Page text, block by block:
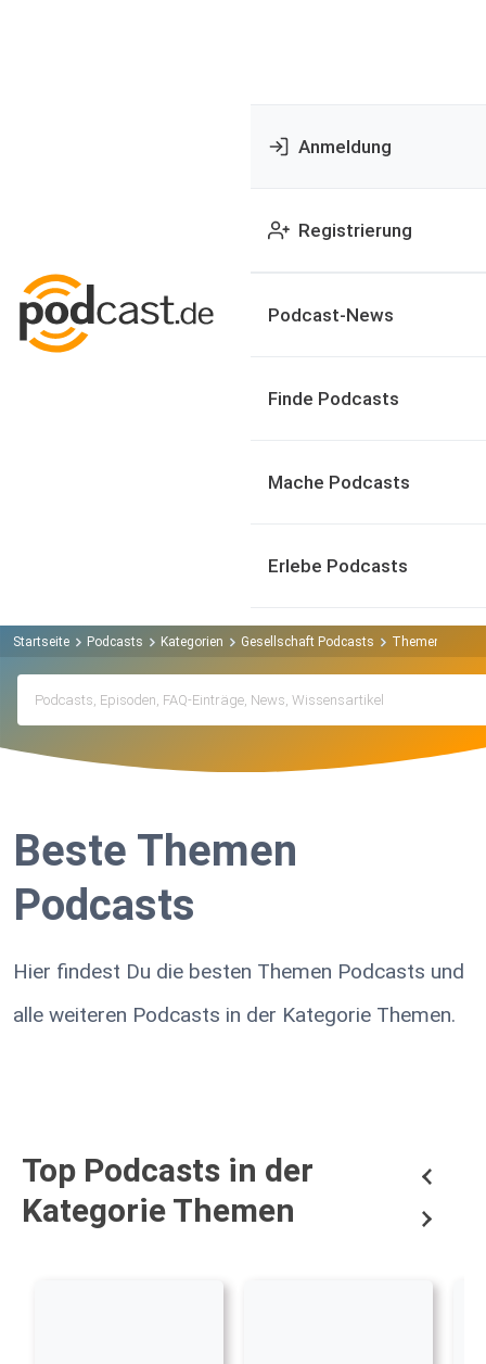
Anmeldung
Registrierung
Podcast-News
Finde Podcasts
Mache Podcasts
Erlebe Podcasts
Startseite Podcasts Kategorien Gesellschaft Podcasts Themen
Beste Themen
Podcasts
Hier findest Du die besten Themen Podcasts und
alle weiteren Podcasts in der Kategorie Themen.
Top Podcasts in der
Kategorie Themen